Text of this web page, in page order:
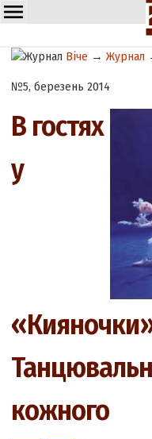
Віче →Журнал
№5, березень 2014
В гостях
у
кожного